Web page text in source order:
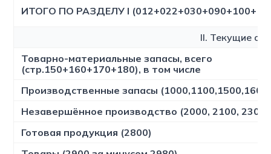
ИТОГО ПО РАЗДЕЛУ I
II. Текущие
Товарно-материальные запасы, всего
(стр.150+160+170+180), в том числе
Производственные запасы
Незавершённое производство (2000, 2100, 2300,
Готовая продукция (2800)